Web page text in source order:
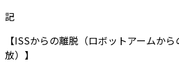
記
【ISSからの離脱（ロボットアームか
放）】